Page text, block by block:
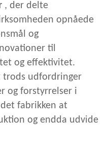
, der delte
opnåede
og
til
og effektivitet.
trods udfordringer
og forstyrrelser i
fabrikken at
og endda udvide